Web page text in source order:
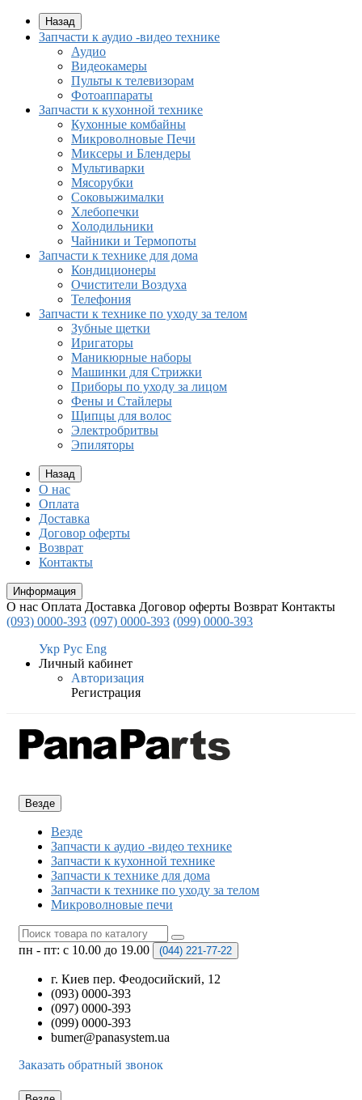
Назад
Запчасти к аудио -видео технике
Аудио
Видеокамеры
Пульты к телевизорам
Фотоаппараты
Запчасти к кухонной технике
Кухонные комбайны
Микроволновые Печи
Миксеры и Блендеры
Мультиварки
Мясорубки
Соковыжималки
Хлебопечки
Холодильники
Чайники и Термопоты
Запчасти к технике для дома
Кондиционеры
Очистители Воздуха
Телефония
Запчасти к технике по уходу за телом
Зубные щетки
Иригаторы
Маникюрные наборы
Машинки для Стрижки
Приборы по уходу за лицом
Фены и Стайлеры
Щипцы для волос
Электробритвы
Эпиляторы
Назад
О нас
Оплата
Доставка
Договор оферты
Возврат
Контакты
Информация
О нас Оплата Доставка Договор оферты Возврат Контакты
(093) 0000-393 (097) 0000-393 (099) 0000-393
Укр Рус Eng
Личный кабинет
Авторизация
Регистрация
Везде
Везде
Запчасти к аудио -видео технике
Запчасти к кухонной технике
Запчасти к технике для дома
Запчасти к технике по уходу за телом
Микроволновые печи
пн - пт: с 10.00 до 19.00 (044) 221-77-22
г. Киев пер. Феодосийский, 12
(093) 0000-393
(097) 0000-393
(099) 0000-393
bumer@panasystem.ua
Заказать обратный звонок